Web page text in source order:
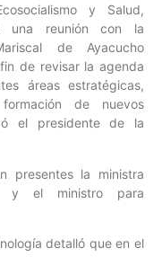
y Salud,
una reunión con la
de Ayacucho
de revisar la agenda
áreas estratégicas,
de nuevos
el presidente de la
presentes la ministra
y el ministro para
detalló que en el